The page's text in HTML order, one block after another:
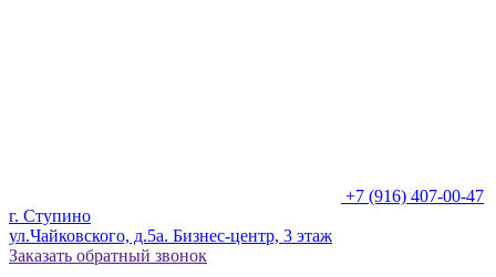
+7 (916) 407-00-47
г. Ступино
ул.Чайковского, д.5а. Бизнес-центр, 3 этаж
Заказать обратный звонок